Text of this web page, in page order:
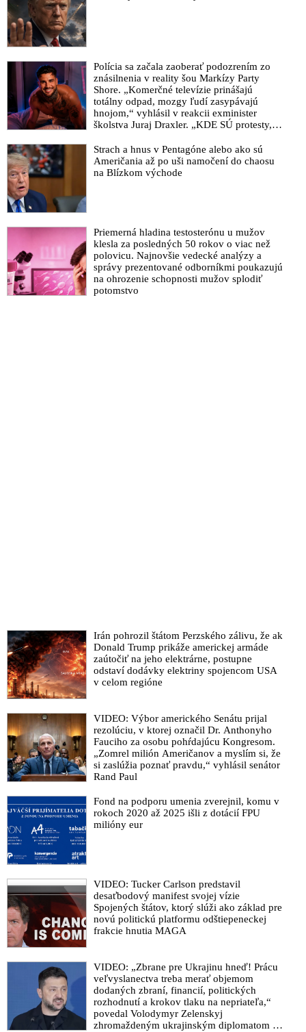
Polícia sa začala zaoberať podozrením zo
znásilnenia v reality šou Markízy Party
Shore. „Komerčné televízie prinášajú
totálny odpad, mozgy ľudí zasypávajú
hnojom,“ vyhlásil v reakcii exminister
školstva Juraj Draxler. „KDE SÚ protesty,
pracovníkov?“ spýtal sa
Strach a hnus v Pentagóne alebo ako sú
Američania až po uši namočení do chaosu
na Blízkom východe
Priemerná hladina testosterónu u mužov
klesla za posledných 50 rokov o viac než
polovicu. Najnovšie vedecké analýzy a
správy prezentované odborníkmi poukazujú
na ohrozenie schopnosti mužov splodiť
potomstvo
Irán pohrozil štátom Perzského zálivu, že ak
Donald Trump prikáže americkej armáde
zaútočiť na jeho elektrárne, postupne
odstaví dodávky elektriny spojencom USA
v celom regióne
VIDEO: Výbor amerického Senátu prijal
rezolúciu, v ktorej označil Dr. Anthonyho
Fauciho za osobu pohŕdajúcu Kongresom.
„Zomrel milión Američanov a myslím si, že
si zaslúžia poznať pravdu,“ vyhlásil senátor
Rand Paul
Fond na podporu umenia zverejnil, komu v
rokoch 2020 až 2025 išli z dotácií FPU
milióny eur
VIDEO: Tucker Carlson predstavil
desaťbodový manifest svojej vízie
Spojených štátov, ktorý slúži ako základ pre
novú politickú platformu odštiepeneckej
frakcie hnutia MAGA
VIDEO: „Zbrane pre Ukrajinu hneď! Prácu
veľvyslanectva treba merať objemom
dodaných zbraní, financií, politických
rozhodnutí a krokov tlaku na nepriateľa,“
povedal Volodymyr Zelenskyj
zhromaždeným ukrajinským diplomatom v